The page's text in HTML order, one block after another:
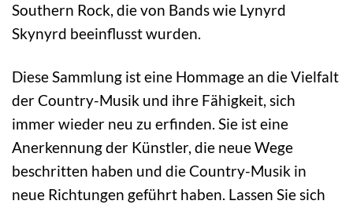
Southern Rock, die von Bands wie Lynyrd
Skynyrd beeinflusst wurden.
Diese Sammlung ist eine Hommage an die Vielfalt
der Country-Musik und ihre Fähigkeit, sich
immer wieder neu zu erfinden. Sie ist eine
Anerkennung der Künstler, die neue Wege
beschritten haben und die Country-Musik in
neue Richtungen geführt haben. Lassen Sie sich